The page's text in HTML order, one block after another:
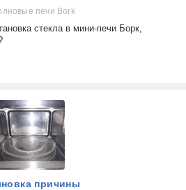
печи Bork
стекла в мини-печи Борк,
причины